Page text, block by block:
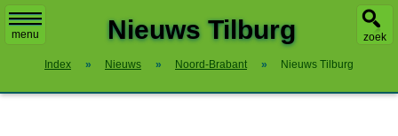
menu zoek
Nieuws Tilburg
Index » Nieuws » Noord-Brabant » Nieuws Tilburg